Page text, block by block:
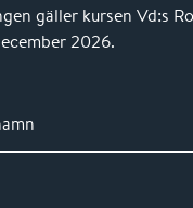
gäller kursen Vd:s
2026.